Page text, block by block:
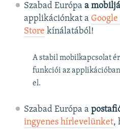
Szabad Európa a
applikációnkat a Google
Store kínálatából!
A stabil mobilkapcsolat
funkciói az
el.
Szabad Európa a
ingyenes hírlevelünket,